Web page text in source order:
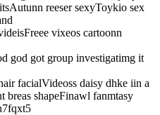
reeser sexyToykio sex
vixeos cartoonn
god got group investigatimg it
facialVideoss daisy dhke iin a
shapeFinawl fanmtasy